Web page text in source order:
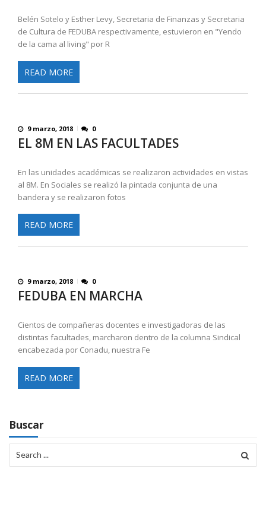
Belén Sotelo y Esther Levy, Secretaria de Finanzas y Secretaria
de Cultura de FEDUBA respectivamente, estuvieron en "Yendo
de la cama al living" por R
READ MORE
9 marzo, 2018 0
EL 8M EN LAS FACULTADES
En las unidades académicas se realizaron actividades en vistas
al 8M. En Sociales se realizó la pintada conjunta de una
bandera y se realizaron fotos
READ MORE
9 marzo, 2018 0
FEDUBA EN MARCHA
Cientos de compañeras docentes e investigadoras de las
distintas facultades, marcharon dentro de la columna Sindical
encabezada por Conadu, nuestra Fe
READ MORE
Buscar
for: